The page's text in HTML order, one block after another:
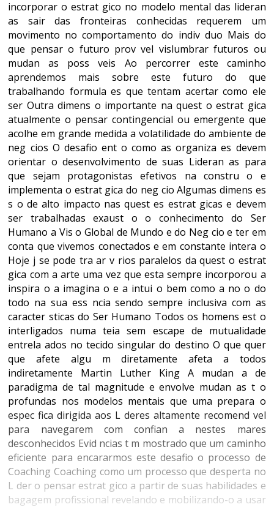
incorporar o estrat gico no modelo mental das lideran
as sair das fronteiras conhecidas requerem um
movimento no comportamento do indiv duo Mais do
que pensar o futuro prov vel vislumbrar futuros ou
mudan as poss veis Ao percorrer este caminho
aprendemos mais sobre este futuro do que
trabalhando formula es que tentam acertar como ele
ser Outra dimens o importante na quest o estrat gica
atualmente o pensar contingencial ou emergente que
acolhe em grande medida a volatilidade do ambiente de
neg cios O desafio ent o como as organiza es devem
orientar o desenvolvimento de suas Lideran as para
que sejam protagonistas efetivos na constru o e
implementa o estrat gica do neg cio Algumas dimens es
s o de alto impacto nas quest es estrat gicas e devem
ser trabalhadas exaust o o conhecimento do Ser
Humano a Vis o Global de Mundo e do Neg cio e ter em
conta que vivemos conectados e em constante intera o
Hoje j se pode tra ar v rios paralelos da quest o estrat
gica com a arte uma vez que esta sempre incorporou a
inspira o a imagina o e a intui o bem como a no o do
todo na sua ess ncia sendo sempre inclusiva com as
caracter sticas do Ser Humano Todos os homens est o
interligados numa teia sem escape de mutualidade
entrela ados no tecido singular do destino O que quer
que afete algu m diretamente afeta a todos
indiretamente Martin Luther King A mudan a de
paradigma de tal magnitude e envolve mudan as t o
profundas nos modelos mentais que uma prepara o
espec fica dirigida aos L deres altamente recomend vel
para navegarem com confian a nestes mares
desconhecidos Evid ncias t m mostrado que um caminho
eficiente para encararmos este desafio o processo de
Coaching Coaching como um processo que desperta no
L der o pensar estrat gico a partir de suas habilidades e
bagagem profissional revelando e mobilizando-o a usar